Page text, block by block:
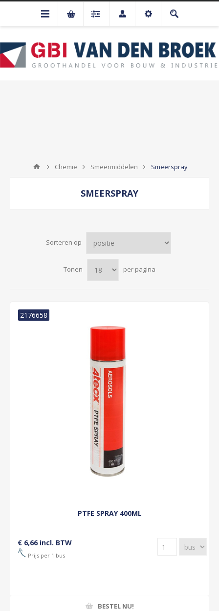
Chemie Smeermiddelen Smeerspray
SMEERSPRAY
Sorteren op
Tonen per pagina
PTFE SPRAY 400ML
2176658
€ 6,66 incl. BTW
Prijs per 1 bus
BESTEL NU!